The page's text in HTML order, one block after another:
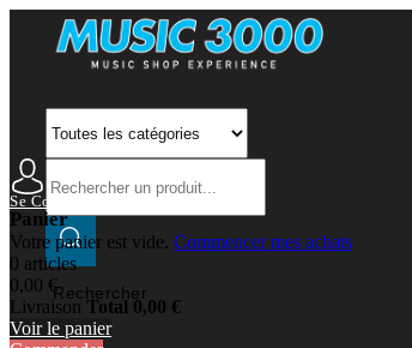
Rechercher
Se Connecter Mon Compte
Panier
Votre panier est vide. Commencer mes achats
0 articles
0,00 €
Livraison Total 0,00 €
Voir le panier